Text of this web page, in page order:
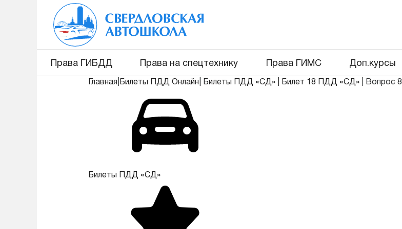
Права ГИБДД Права на спецтехнику Права ГИМС Доп.курсы
Главная Билеты ПДД Онлайн Билеты ПДД «СД» Билет 18 ПДД «СД» Вопрос 8
Билеты ПДД «СД»